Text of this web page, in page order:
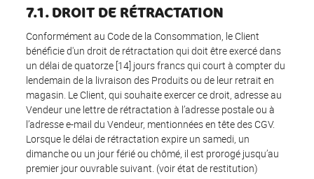
7.1. DROIT DE RÉTRACTATION
Conformément au Code de la Consommation, le Client
bénéficie d'un droit de rétractation qui doit être exercé dans
un délai de quatorze [14] jours francs qui court à compter du
lendemain de la livraison des Produits ou de leur retrait en
magasin. Le Client, qui souhaite exercer ce droit, adresse au
Vendeur une lettre de rétractation à l’adresse postale ou à
l’adresse e-mail du Vendeur, mentionnées en tête des CGV.
Lorsque le délai de rétractation expire un samedi, un
dimanche ou un jour férié ou chômé, il est prorogé jusqu’au
premier jour ouvrable suivant. (voir état de restitution)